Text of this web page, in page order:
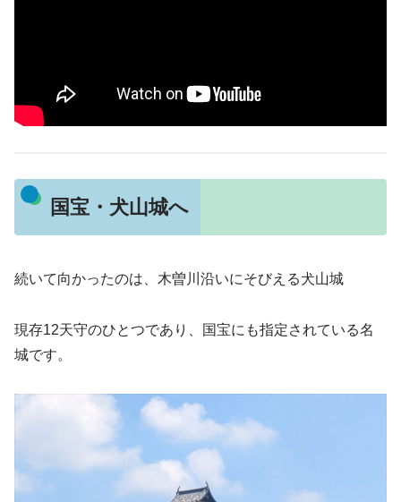
国宝・犬山城へ
続いて向かったのは、木曽川沿いにそびえる犬山城
現存12天守のひとつであり、国宝にも指定されている名
城です。